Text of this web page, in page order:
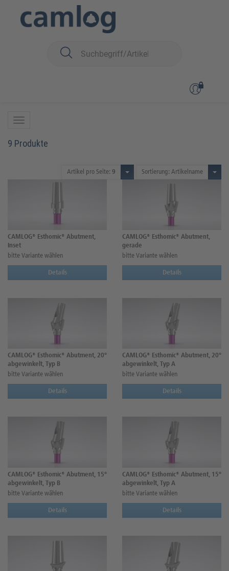
Esthomic® Abutments
9 Produkte
Artikel pro Seite: 9 Sortierung: Artikelname
CAMLOG® Esthomic® Abutment,
Inset
bitte Variante wählen
Details
CAMLOG® Esthomic® Abutment,
gerade
bitte Variante wählen
Details
CAMLOG® Esthomic® Abutment, 20°
abgewinkelt, Typ B
bitte Variante wählen
Details
CAMLOG® Esthomic® Abutment, 20°
abgewinkelt, Typ A
bitte Variante wählen
Details
CAMLOG® Esthomic® Abutment, 15°
abgewinkelt, Typ B
bitte Variante wählen
Details
CAMLOG® Esthomic® Abutment, 15°
abgewinkelt, Typ A
bitte Variante wählen
Details